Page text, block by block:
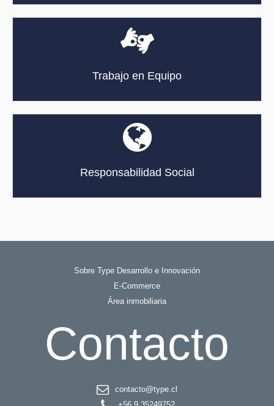
Trabajo en Equipo
Responsabilidad Social
Sobre Type Desarrollo e Innovación
E-Commerce
Área inmobiliaria
Contacto
contacto@type.cl